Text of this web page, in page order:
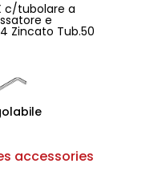
c/tubolare a
e
Zincato Tub.50
accessories